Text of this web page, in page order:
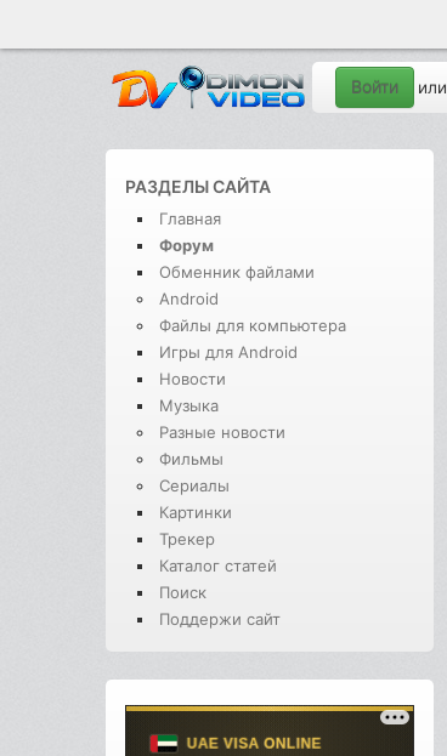
Войти или
РАЗДЕЛЫ САЙТА
Главная
Форум
Обменник файлами
Android
Файлы для компьютера
Игры для Android
Новости
Музыка
Разные новости
Фильмы
Сериалы
Картинки
Трекер
Каталог статей
Поиск
Поддержи сайт